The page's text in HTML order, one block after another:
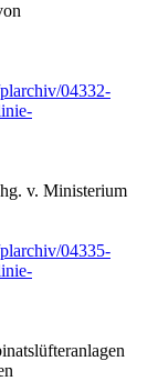
04332-
v. Ministerium
04335-